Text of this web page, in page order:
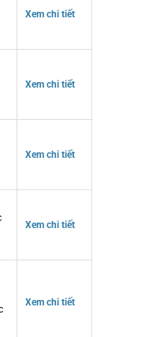
Xem chi tiết
Xem chi tiết
Xem chi tiết
Xem chi tiết
Xem chi tiết